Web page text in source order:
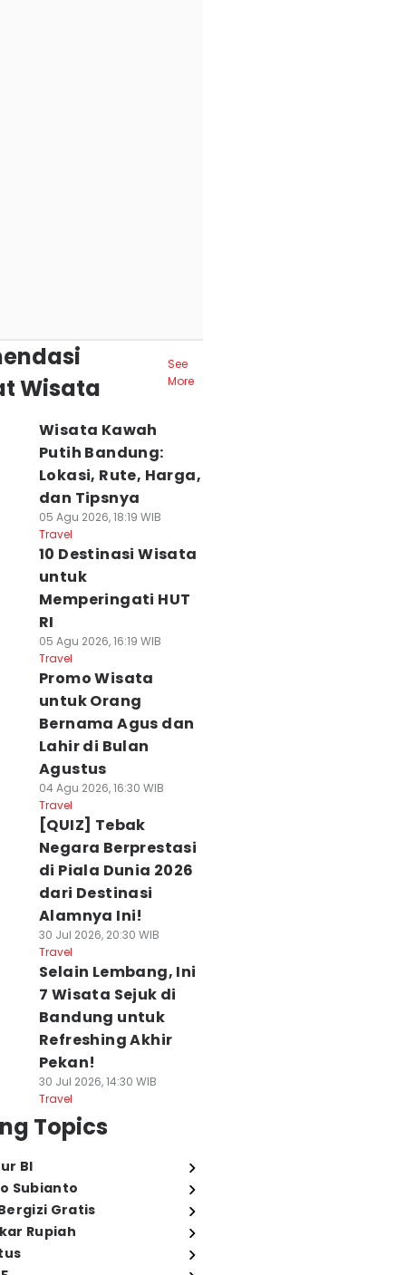
Wisata
See
More
Wisata Kawah
Putih Bandung:
Lokasi, Rute, Harga,
dan Tipsnya
05 Agu 2026, 18:19 WIB
Travel
10 Destinasi Wisata
untuk
Memperingati HUT
RI
05 Agu 2026, 16:19 WIB
Travel
Promo Wisata
untuk Orang
Bernama Agus dan
Lahir di Bulan
Agustus
04 Agu 2026, 16:30 WIB
Travel
[QUIZ] Tebak
Negara Berprestasi
di Piala Dunia 2026
dari Destinasi
Alamnya Ini!
30 Jul 2026, 20:30 WIB
Travel
Selain Lembang, Ini
7 Wisata Sejuk di
Bandung untuk
Refreshing Akhir
Pekan!
30 Jul 2026, 14:30 WIB
Travel
Topics
BI
Subianto
Gratis
Rupiah